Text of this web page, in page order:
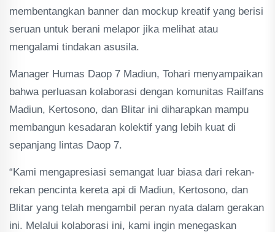
membentangkan banner dan mockup kreatif yang berisi
seruan untuk berani melapor jika melihat atau
mengalami tindakan asusila.
Manager Humas Daop 7 Madiun, Tohari menyampaikan
bahwa perluasan kolaborasi dengan komunitas Railfans
Madiun, Kertosono, dan Blitar ini diharapkan mampu
membangun kesadaran kolektif yang lebih kuat di
sepanjang lintas Daop 7.
“Kami mengapresiasi semangat luar biasa dari rekan-
rekan pencinta kereta api di Madiun, Kertosono, dan
Blitar yang telah mengambil peran nyata dalam gerakan
ini. Melalui kolaborasi ini, kami ingin menegaskan